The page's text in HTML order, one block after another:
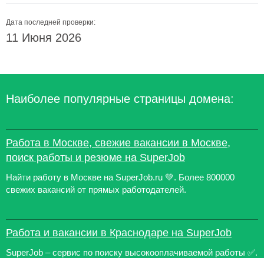
Дата последней проверки:
11 Июня 2026
Наиболее популярные страницы домена:
Работа в Москве, свежие вакансии в Москве,
поиск работы и резюме на SuperJob
Найти работу в Москве на SuperJob.ru 💚. Более 800000
свежих вакансий от прямых работодателей.
Работа и вакансии в Краснодаре на SuperJob
SuperJob – сервис по поиску высокооплачиваемой работы ✅.